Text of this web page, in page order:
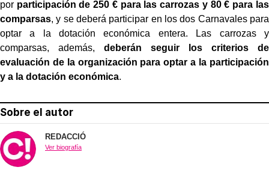
por participación de 250 € para las carrozas y 80 € para las
comparsas, y se deberá participar en los dos Carnavales para
optar a la dotación económica entera. Las carrozas y
comparsas, además, deberán seguir los criterios de
evaluación de la organización para optar a la participación
y a la dotación económica.
Sobre el autor
REDACCIÓ
Ver biografía